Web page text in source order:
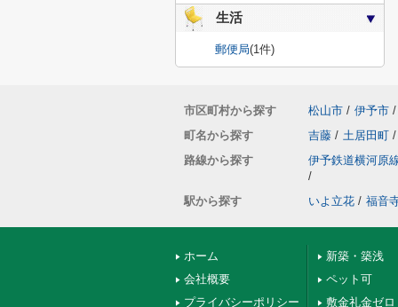
生活
郵便局(1件)
市区町村から探す 松山市 / 伊予市 /
町名から探す
吉藤 / 土居田町 /
路線から探す
伊予鉄道横河原
/
駅から探す
いよ立花 / 福音
ホーム
会社概要
プライバシーポリシー
新築・築浅
ペット可
敷金礼金ゼロ